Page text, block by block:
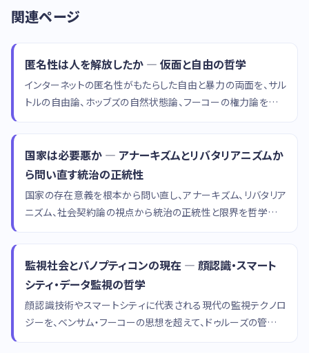
関連ページ
匿名性は人を解放したか — 仮面と自由の哲学
インターネットの匿名性がもたらした自由と暴力の両面を、サル
トルの自由論、ホッブズの自然状態論、フーコーの権力論を通じ
国家は必要悪か — アナーキズムとリバタリアニズムか
ら問い直す統治の正統性
国家の存在意義を根本から問い直し、アナーキズム、リバタリア
ニズム、社会契約論の視点から統治の正統性と限界を哲学的に
監視社会とパノプティコンの現在 — 顔認識・スマート
シティ・データ監視の哲学
顔認識技術やスマートシティに代表される現代の監視テクノロ
ジーを、ベンサム・フーコーの思想を超えて、ドゥルーズの管理社